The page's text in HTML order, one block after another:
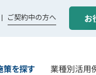
ご契約中の方へ お
策を探す 業種別活用